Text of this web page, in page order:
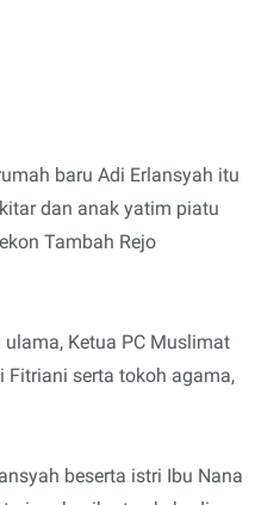
baru Adi Erlansyah itu
dan anak yatim piatu
Tambah Rejo
Ketua PC Muslimat
Fitriani serta tokoh agama,
beserta istri Ibu Nana